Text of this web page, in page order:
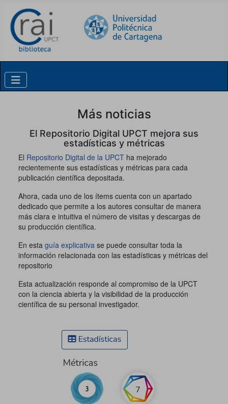
Más noticias
El Repositorio Digital UPCT mejora sus
estadísticas y métricas
El Repositorio Digital de la UPCT ha mejorado
recientemente sus estadísticas y métricas para cada
publicación científica depositada.
Ahora, cada uno de los ítems cuenta con un apartado
dedicado que permite a los autores consultar de manera
más clara e intuitiva el número de visitas y descargas de
su producción científica.
En esta guía explicativa se puede consultar toda la
información relacionada con las estadísticas y métricas del
repositorio
Esta actualización responde al compromiso de la UPCT
con la ciencia abierta y la visibilidad de la producción
científica de su personal investigador.